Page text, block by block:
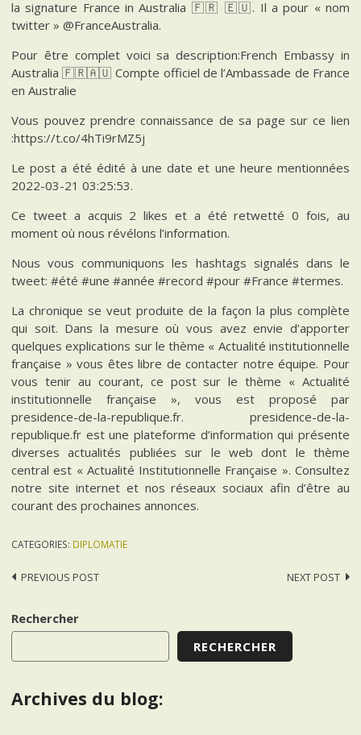
la signature France in Australia 🇫🇷 🇪🇺. Il a pour « nom
twitter » @FranceAustralia.
Pour être complet voici sa description:French Embassy in
Australia 🇫🇷🇦🇺 Compte officiel de l’Ambassade de France
en Australie
Vous pouvez prendre connaissance de sa page sur ce lien
:https://t.co/4hTi9rMZ5j
Le post a été édité à une date et une heure mentionnées
2022-03-21 03:25:53.
Ce tweet a acquis 2 likes et a été retwetté 0 fois, au
moment où nous révélons l’information.
Nous vous communiquons les hashtags signalés dans le
tweet: #été #une #année #record #pour #France #termes.
La chronique se veut produite de la façon la plus complète
qui soit. Dans la mesure où vous avez envie d’apporter
quelques explications sur le thème « Actualité institutionnelle
française » vous êtes libre de contacter notre équipe. Pour
vous tenir au courant, ce post sur le thème « Actualité
institutionnelle française », vous est proposé par
presidence-de-la-republique.fr. presidence-de-la-
republique.fr est une plateforme d’information qui présente
diverses actualités publiées sur le web dont le thème
central est « Actualité Institutionnelle Française ». Consultez
notre site internet et nos réseaux sociaux afin d’être au
courant des prochaines annonces.
CATEGORIES: DIPLOMATIE
Post
PREVIOUS POST NEXT POST
Rechercher
RECHERCHER
Archives du blog: